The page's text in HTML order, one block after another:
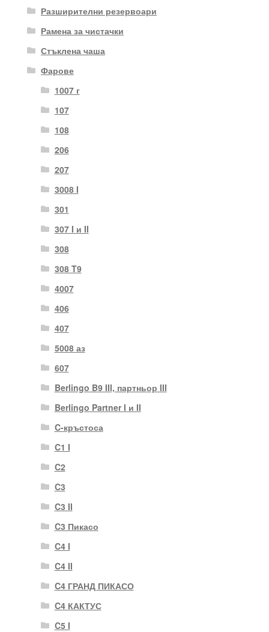
Разширителни резервоари
Рамена за чистачки
Стъклена чаша
Фарове
1007 г
107
108
206
207
3008 I
301
307 I и II
308
308 T9
4007
406
407
5008 аз
607
Berlingo B9 III, партньор III
Berlingo Partner I и II
C-кръстоса
C1 I
C2
C3
C3 II
C3 Пикасо
C4 I
C4 II
C4 ГРАНД ПИКАСО
C4 КАКТУС
C5 I